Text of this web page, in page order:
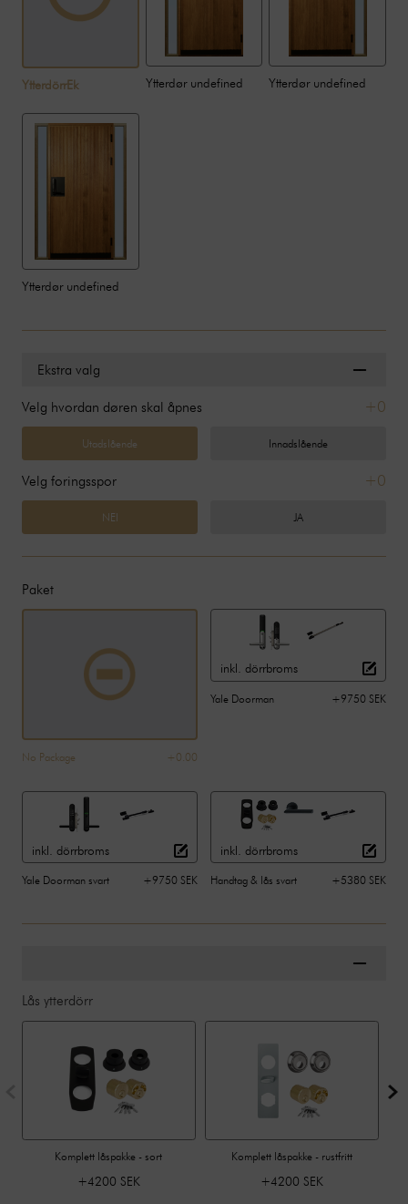
YtterdörrEk Ytterdør undefined Ytterdør undefined
Ytterdør undefined
Ekstra valg
Velg hvordan døren skal åpnes +0
Utadslående Innadslående
Velg foringsspor +0
NEI JA
Paket
No Package +0.00
inkl. dörrbroms
Yale Doorman +9750 SEK
inkl. dörrbroms
Yale Doorman svart +9750 SEK
inkl. dörrbroms
Handtag & lås svart +5380 SEK
Lås ytterdörr
Komplett låspakke - sort
+4200 SEK
Komplett låspakke - rustfritt
+4200 SEK